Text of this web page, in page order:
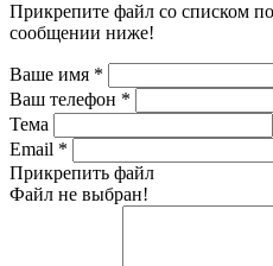
Прикрепите файл со списком
сообщении ниже!
Ваше имя *
Ваш телефон *
Тема
Email *
Прикрепить файл
Файл не выбран!